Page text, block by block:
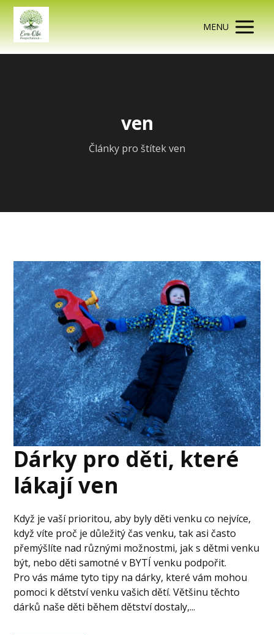
MENU
ven
Články pro štítek ven
Dárky pro děti, které
lákají ven
Když je vaší prioritou, aby byly děti venku co nejvíce,
když víte proč je důležitý čas venku, tak asi často
přemýšlíte nad různými možnostmi, jak s dětmi venku
být, nebo děti samotné v BYTÍ venku podpořit.
Pro vás máme tyto tipy na dárky, které vám mohou
pomoci k dětství venku vašich dětí. Většinu těchto
dárků naše děti během dětství dostaly,...